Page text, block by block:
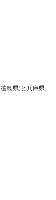
島県)と兵庫県